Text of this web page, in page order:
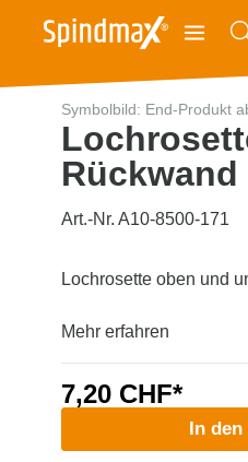
Symbolbild: End-Produkt
Rückwand
Art.-Nr. A10-8500-171
Lochrosette oben und
Mehr erfahren
7,20 CHF*
In den